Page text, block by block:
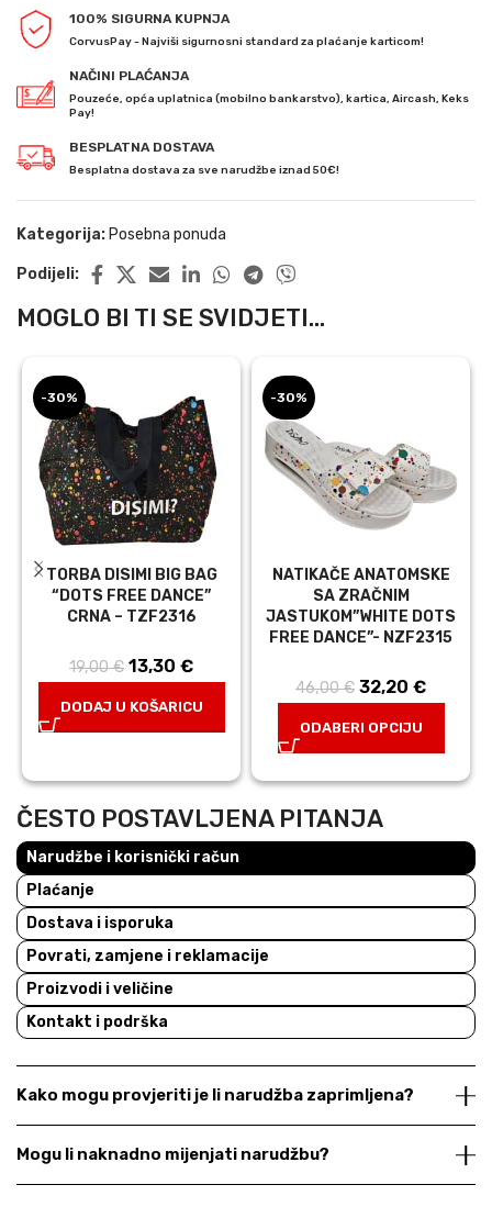
100% SIGURNA KUPNJA
CorvusPay - Najviši sigurnosni standard za plaćanje karticom!
NAČINI PLAĆANJA
Pouzeće, opća uplatnica (mobilno bankarstvo), kartica, Aircash, Keks
Pay!
BESPLATNA DOSTAVA
Besplatna dostava za sve narudžbe iznad 50€!
Kategorija: Posebna ponuda
Podijeli:
MOGLO BI TI SE SVIDJETI...
-30%
TORBA DISIMI BIG BAG
“DOTS FREE DANCE”
CRNA – TZF2316
19,00€
Izvorna
19,00 €.
13,30 €
13,30 €.
DODAJ U KOŠARICU
-30%
NATIKAČE ANATOMSKE
SA ZRAČNIM
JASTUKOM”WHITE DOTS
FREE DANCE”- NZF2315
46,00€
Izvorna
46,00 €.
32,20 €
ODABERI OPCIJU
ČESTO POSTAVLJENA PITANJA
Narudžbe i korisnički račun
Plaćanje
Dostava i isporuka
Povrati, zamjene i reklamacije
Proizvodi i veličine
Kontakt i podrška
Kako mogu provjeriti je li narudžba zaprimljena?
Mogu li naknadno mijenjati narudžbu?